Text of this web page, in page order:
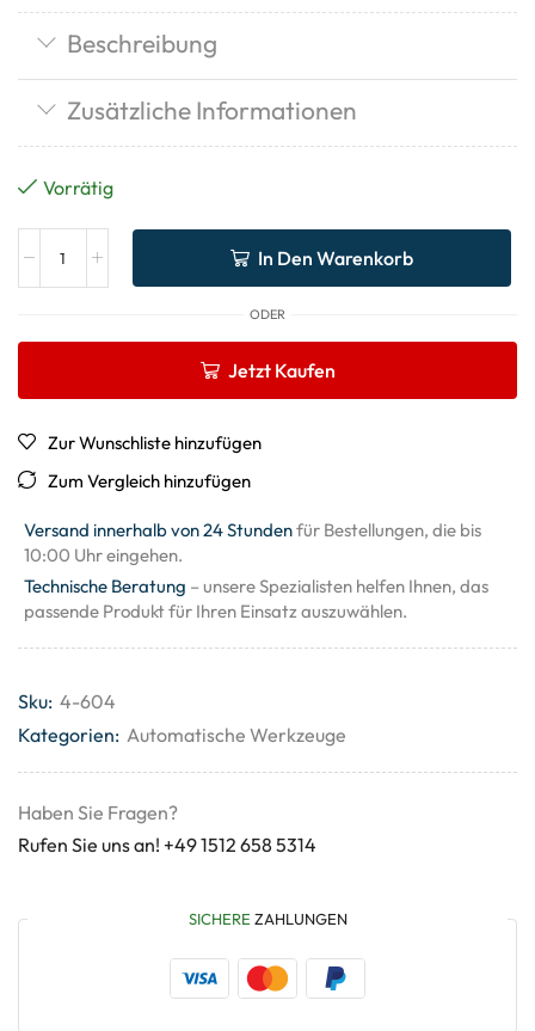
Beschreibung
Zusätzliche Informationen
Vorrätig
In Den Warenkorb
ODER
Jetzt Kaufen
Zur Wunschliste hinzufügen
Zum Vergleich hinzufügen
Versand innerhalb von 24 Stundenfür Bestellungen, die bis
10:00 Uhr eingehen.
Technische Beratung – unsere Spezialisten helfen Ihnen, das
passende Produkt für Ihren Einsatz auszuwählen.
Sku: 4-604
Kategorien: Automatische Werkzeuge
Haben Sie Fragen?
Rufen Sie uns an! +49 1512 658 5314
SICHERE ZAHLUNGEN